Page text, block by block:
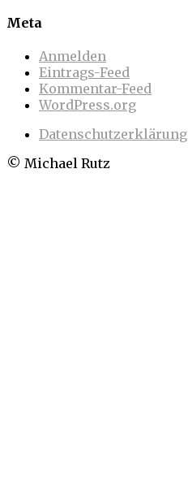
Meta
Anmelden
Eintrags-Feed
Kommentar-Feed
WordPress.org
Datenschutzerklärung
© Michael Rutz